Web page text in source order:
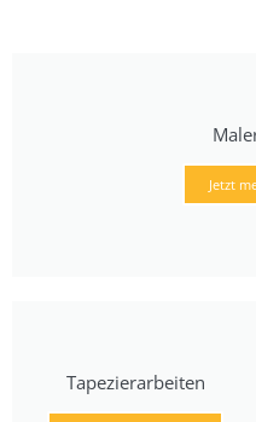
Jetzt
Tapezierarbeiten